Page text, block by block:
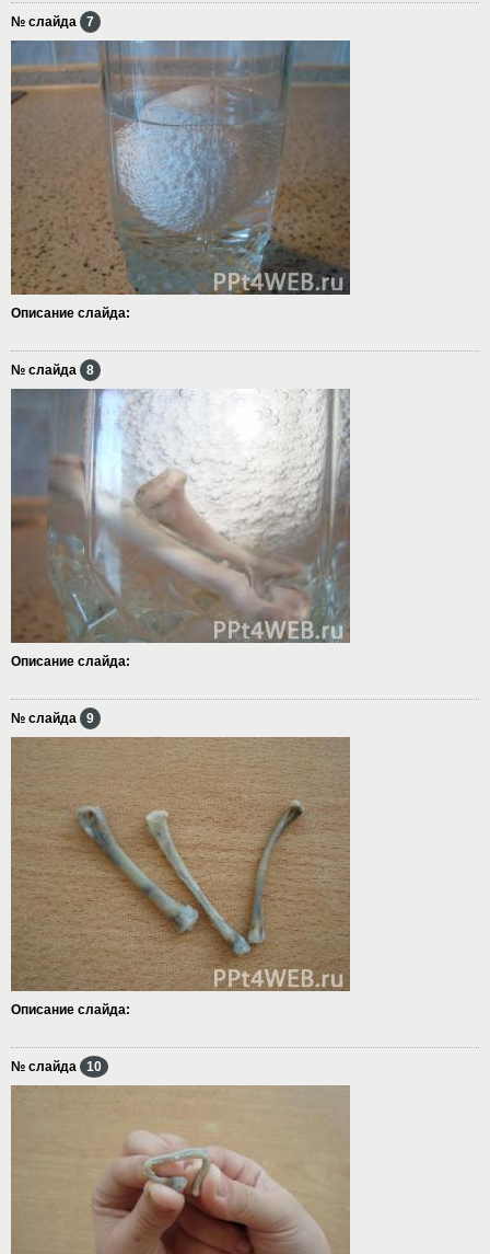
№ слайда 7
Описание слайда:
№ слайда 8
Описание слайда:
№ слайда 9
Описание слайда:
№ слайда 10